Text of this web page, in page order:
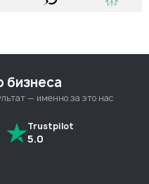
бизнеса
— именно за это нас
Trustpilot
5.0